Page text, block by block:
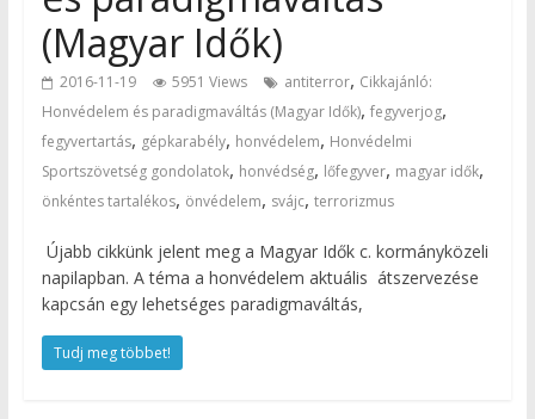
(Magyar Idők)
2016-11-19 5951 Views antiterror, Cikkajánló:
Honvédelem és paradigmaváltás (Magyar Idők), fegyverjog,
fegyvertartás, gépkarabély, honvédelem, Honvédelmi
Sportszövetség gondolatok, honvédség, lőfegyver, magyar idők,
önkéntes tartalékos, önvédelem, svájc, terrorizmus
Újabb cikkünk jelent meg a Magyar Idők c. kormányközeli
napilapban. A téma a honvédelem aktuális átszervezése
kapcsán egy lehetséges paradigmaváltás,
Tudj meg többet!